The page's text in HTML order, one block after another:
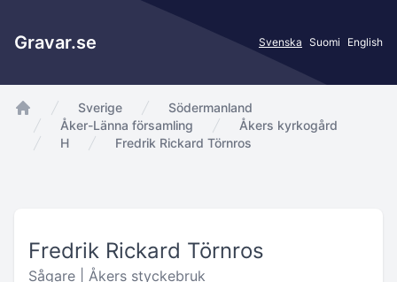
Gravar.se Svenska Suomi English
app.Start
Sverige
Södermanland
Åker-Länna församling
Åkers kyrkogård
H
Fredrik Rickard Törnros
Fredrik Rickard Törnros
Sågare | Åkers styckebruk